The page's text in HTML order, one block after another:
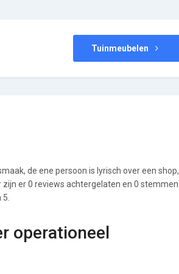
Tuinmeubelen
de ene persoon is lyrisch over een shop,
er 0 reviews achtergelaten en 0 stemmen.
operationeel